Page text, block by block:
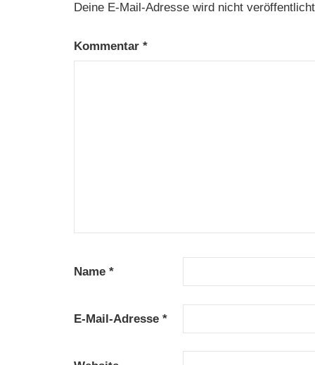
Deine E-Mail-Adresse wird nicht
Kommentar *
Name *
E-Mail-Adresse *